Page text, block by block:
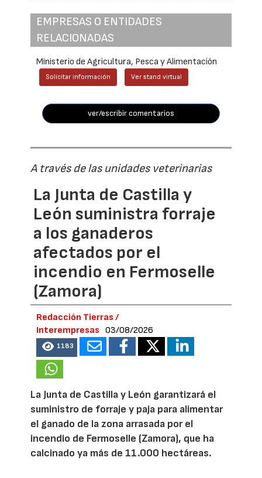
EMPRESAS O ENTIDADES
RELACIONADAS
Ministerio de Agricultura, Pesca y Alimentación
Solicitar información Ver stand virtual
ver/escribir comentarios
A través de las unidades veterinarias
La Junta de Castilla y
León suministra forraje
a los ganaderos
afectados por el
incendio en Fermoselle
(Zamora)
Redacción Tierras /
Interempresas
03/08/2026
1183
La Junta de Castilla y León garantizará el
suministro de forraje y paja para alimentar
el ganado de la zona arrasada por el
incendio de Fermoselle (Zamora), que ha
calcinado ya más de 11.000 hectáreas.